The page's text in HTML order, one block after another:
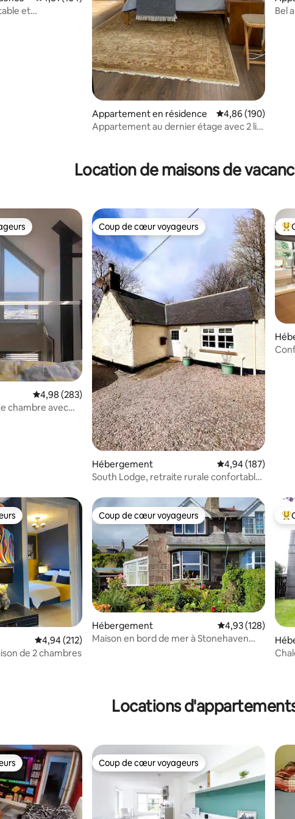
et
Appartement en résidence Évaluation
4,86 (190)
Appartement au dernier étage avec 2 lits
Bel
Location de maisons de
les plus appréciés
Évaluation moyenne sur la base de 283 commentaires : 4,98 sur
4,98 (283)
chambre avec
Coup de cœur voyageurs
Coup de cœur voyageurs
Hébergement Évaluation
4,94 (187)
South Lodge, retraite rurale confortable
Évaluation moyenne sur la base de 212 commentaires : 4,94
4,94 (212)
de 2 chambres
Coup de cœur voyageurs
Coup de cœur voyageurs
Hébergement Évaluation
4,93 (128)
Maison en bord de mer à Stonehaven
Locations
Coup de cœur voyageurs
Coup de cœur voyageurs